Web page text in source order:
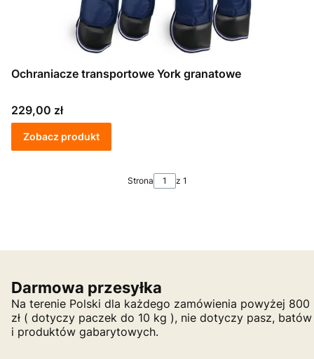
Ochraniacze transportowe York granatowe
Cena
229,00 zł
Zobacz produkt
Strona z 1
Darmowa przesyłka
Na terenie Polski dla każdego zamówienia powyżej 800
zł ( dotyczy paczek do 10 kg ), nie dotyczy pasz, batów
i produktów gabarytowych.